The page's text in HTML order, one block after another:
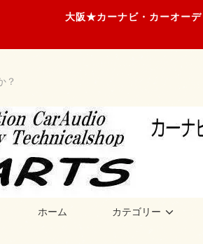
大阪★カーナビ・カーオー
ホーム カテゴリー